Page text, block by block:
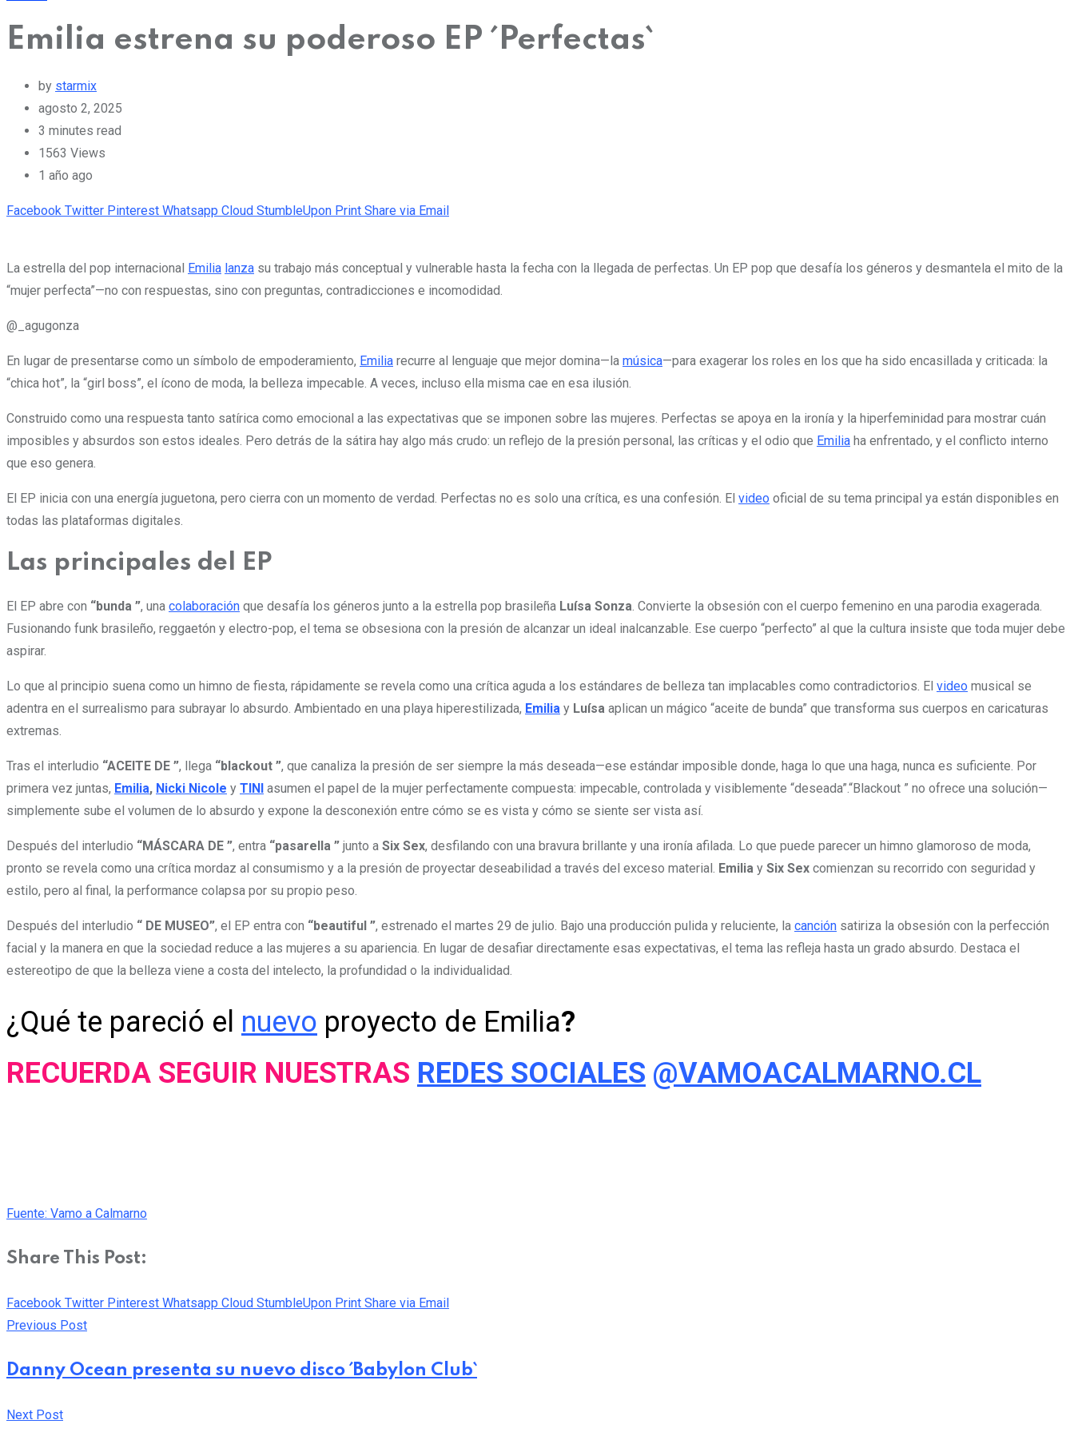
Emilia estrena su poderoso EP ´Perfectas`
by starmix
agosto 2, 2025
3 minutes read
1563 Views
1 año ago
Facebook Twitter Pinterest Whatsapp Cloud StumbleUpon Print Share via Email
La estrella del pop internacional Emilia lanza su trabajo más conceptual y vulnerable hasta la fecha con la llegada de perfectas. Un EP pop que desafía los géneros y desmantela el mito de la
“mujer perfecta”—no con respuestas, sino con preguntas, contradicciones e incomodidad.
@_agugonza
En lugar de presentarse como un símbolo de empoderamiento, Emilia recurre al lenguaje que mejor domina—la música—para exagerar los roles en los que ha sido encasillada y criticada: la
“chica hot”, la “girl boss”, el ícono de moda, la belleza impecable. A veces, incluso ella misma cae en esa ilusión.
Construido como una respuesta tanto satírica como emocional a las expectativas que se imponen sobre las mujeres. Perfectas se apoya en la ironía y la hiperfeminidad para mostrar cuán
imposibles y absurdos son estos ideales. Pero detrás de la sátira hay algo más crudo: un reflejo de la presión personal, las críticas y el odio que Emilia ha enfrentado, y el conflicto interno
que eso genera.
El EP inicia con una energía juguetona, pero cierra con un momento de verdad. Perfectas no es solo una crítica, es una confesión. El video oficial de su tema principal ya están disponibles en
todas las plataformas digitales.
Las principales del EP
El EP abre con “bunda ”, una colaboración que desafía los géneros junto a la estrella pop brasileña Luísa Sonza. Convierte la obsesión con el cuerpo femenino en una parodia exagerada.
Fusionando funk brasileño, reggaetón y electro-pop, el tema se obsesiona con la presión de alcanzar un ideal inalcanzable. Ese cuerpo “perfecto” al que la cultura insiste que toda mujer debe
aspirar.
Lo que al principio suena como un himno de fiesta, rápidamente se revela como una crítica aguda a los estándares de belleza tan implacables como contradictorios. El video musical se
adentra en el surrealismo para subrayar lo absurdo. Ambientado en una playa hiperestilizada, Emilia y Luísa aplican un mágico “aceite de bunda” que transforma sus cuerpos en caricaturas
extremas.
Tras el interludio “ACEITE DE ”, llega “blackout ”, que canaliza la presión de ser siempre la más deseada—ese estándar imposible donde, haga lo que una haga, nunca es suficiente. Por
primera vez juntas, Emilia, Nicki Nicole y TINI asumen el papel de la mujer perfectamente compuesta: impecable, controlada y visiblemente “deseada”.“Blackout ” no ofrece una solución—
simplemente sube el volumen de lo absurdo y expone la desconexión entre cómo se es vista y cómo se siente ser vista así.
Después del interludio “MÁSCARA DE ”, entra “pasarella ” junto a Six Sex, desfilando con una bravura brillante y una ironía afilada. Lo que puede parecer un himno glamoroso de moda,
pronto se revela como una crítica mordaz al consumismo y a la presión de proyectar deseabilidad a través del exceso material. Emilia y Six Sex comienzan su recorrido con seguridad y
estilo, pero al final, la performance colapsa por su propio peso.
Después del interludio “ DE MUSEO”, el EP entra con “beautiful ”, estrenado el martes 29 de julio. Bajo una producción pulida y reluciente, la canción satiriza la obsesión con la perfección
facial y la manera en que la sociedad reduce a las mujeres a su apariencia. En lugar de desafiar directamente esas expectativas, el tema las refleja hasta un grado absurdo. Destaca el
estereotipo de que la belleza viene a costa del intelecto, la profundidad o la individualidad.
¿Qué te pareció el nuevo proyecto de Emilia?
RECUERDA SEGUIR NUESTRAS REDES SOCIALES @VAMOACALMARNO.CL
Fuente: Vamo a Calmarno
Share This Post:
Facebook Twitter Pinterest Whatsapp Cloud StumbleUpon Print Share via Email
Previous Post
Danny Ocean presenta su nuevo disco ´Babylon Club`
Next Post